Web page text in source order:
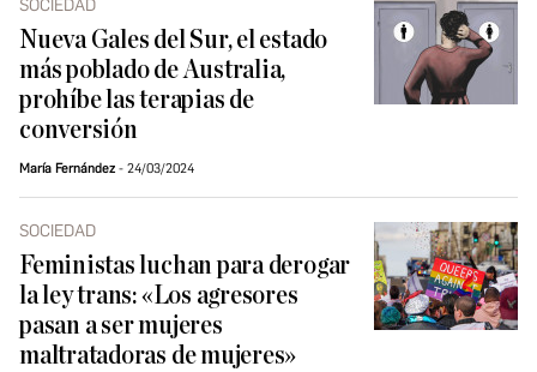
SOCIEDAD
Nueva Gales del Sur, el estado
más poblado de Australia,
prohíbe las terapias de
conversión
María Fernández 24/03/2024
SOCIEDAD
Feministas luchan para derogar
la ley trans: «Los agresores
pasan a ser mujeres
maltratadoras de mujeres»